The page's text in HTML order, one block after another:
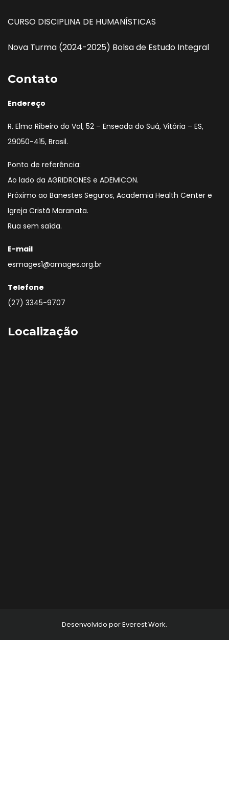
CURSO DISCIPLINA DE HUMANÍSTICAS
Nova Turma (2024-2025) Bolsa de Estudo Integral
Contato
Endereço
R. Elmo Ribeiro do Val, 52 – Enseada do Suá, Vitória – ES,
29050-415, Brasil.
Ponto de referência:
Ao lado da AGRIDRONES e ADEMICON.
Próximo ao Banestes Seguros, Academia Health Center e
Igreja Cristã Maranata.
Rua sem saída.
E-mail
esmages1@amages.org.br
Telefone
(27) 3345-9707
Localização
Desenvolvido por Everest Work.